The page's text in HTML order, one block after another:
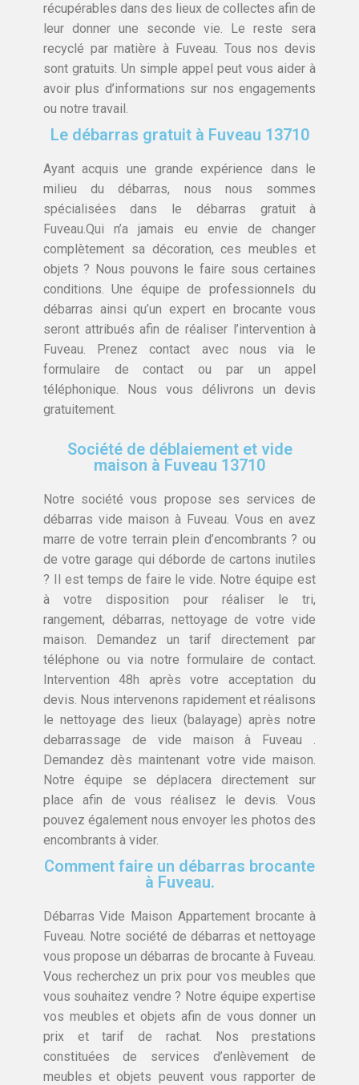
récupérables dans des lieux de collectes afin de
leur donner une seconde vie. Le reste sera
recyclé par matière à Fuveau. Tous nos devis
sont gratuits. Un simple appel peut vous aider à
avoir plus d’informations sur nos engagements
ou notre travail.
Le débarras gratuit à Fuveau 13710
Ayant acquis une grande expérience dans le
milieu du débarras, nous nous sommes
spécialisées dans le débarras gratuit à
Fuveau.Qui n’a jamais eu envie de changer
complètement sa décoration, ces meubles et
objets ? Nous pouvons le faire sous certaines
conditions. Une équipe de professionnels du
débarras ainsi qu’un expert en brocante vous
seront attribués afin de réaliser l’intervention à
Fuveau. Prenez contact avec nous via le
formulaire de contact ou par un appel
téléphonique. Nous vous délivrons un devis
gratuitement.
Société de déblaiement et vide
maison à Fuveau 13710
Notre société vous propose ses services de
débarras vide maison à Fuveau. Vous en avez
marre de votre terrain plein d’encombrants ? ou
de votre garage qui déborde de cartons inutiles
? Il est temps de faire le vide. Notre équipe est
à votre disposition pour réaliser le tri,
rangement, débarras, nettoyage de votre vide
maison. Demandez un tarif directement par
téléphone ou via notre formulaire de contact.
Intervention 48h après votre acceptation du
devis. Nous intervenons rapidement et réalisons
le nettoyage des lieux (balayage) après notre
debarrassage de vide maison à Fuveau .
Demandez dès maintenant votre vide maison.
Notre équipe se déplacera directement sur
place afin de vous réalisez le devis. Vous
pouvez également nous envoyer les photos des
encombrants à vider.
Comment faire un débarras brocante
à Fuveau.
Débarras Vide Maison Appartement brocante à
Fuveau. Notre société de débarras et nettoyage
vous propose un débarras de brocante à Fuveau.
Vous recherchez un prix pour vos meubles que
vous souhaitez vendre ? Notre équipe expertise
vos meubles et objets afin de vous donner un
prix et tarif de rachat. Nos prestations
constituées de services d’enlèvement de
meubles et objets peuvent vous rapporter de